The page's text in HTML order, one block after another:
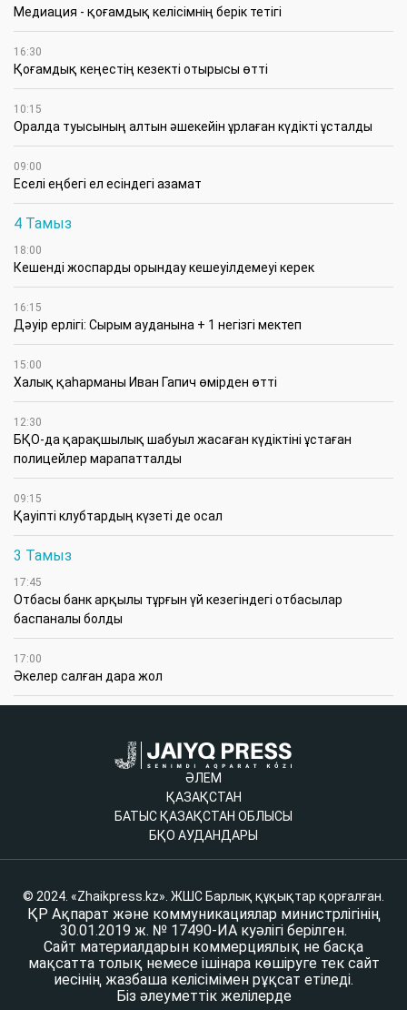
Медиация - қоғамдық келісімнің берік тетігі
16:30
Қоғамдық кеңестің кезекті отырысы өтті
10:15
Оралда туысының алтын әшекейін ұрлаған күдікті ұсталды
09:00
Еселі еңбегі ел есіндегі азамат
4 Тамыз
18:00
Кешенді жоспарды орындау кешеуілдемеуі керек
16:15
Дәуір ерлігі: Сырым ауданына + 1 негізгі мектеп
15:00
Халық қаһарманы Иван Гапич өмірден өтті
12:30
БҚО-да қарақшылық шабуыл жасаған күдіктіні ұстаған
полицейлер марапатталды
09:15
Қауіпті клубтардың күзеті де осал
3 Тамыз
17:45
Отбасы банк арқылы тұрғын үй кезегіндегі отбасылар
баспаналы болды
17:00
Әкелер салған дара жол
ӘЛЕМ
ҚАЗАҚСТАН
БАТЫС ҚАЗАҚСТАН ОБЛЫСЫ
БҚО АУДАНДАРЫ
© 2024. «Zhaikpress.kz». ЖШС Барлық құқықтар қорғалған.
ҚР Ақпарат және коммуникациялар министрлігінің
30.01.2019 ж. № 17490-ИА куәлігі берілген.
Сайт материалдарын коммерциялық не басқа
мақсатта толық немесе ішінара көшіруге тек сайт
иесінің жазбаша келісімімен рұқсат етіледі.
Біз әлеуметтік желілерде